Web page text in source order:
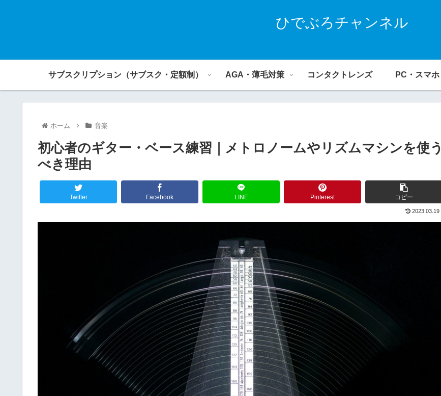
ひでぶろチャンネル
サブスクリプション（サブスク・定額制） AGA・薄毛対策 コンタクトレンズ PC・スマホ
ホーム 音楽
初心者のギター・ベース練習｜メトロノームやリズムマシンを使う
べき理由
Twitter Facebook LINE Pinterest コピー
2023.03.19